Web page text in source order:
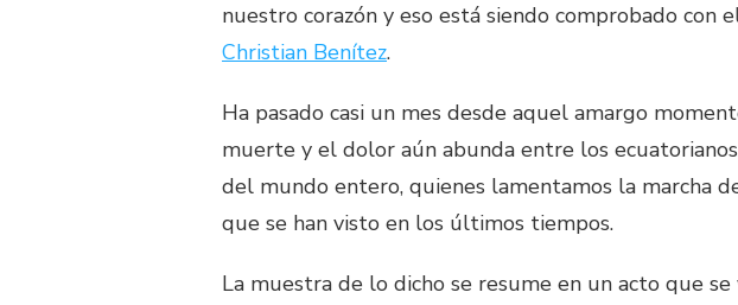
nuestro corazón y eso está siendo comprobado con
Christian Benítez.
Ha pasado casi un mes desde aquel amargo
muerte y el dolor aún abunda entre los
del mundo entero, quienes lamentamos la marcha
que se han visto en los últimos tiempos.
La muestra de lo dicho se resume en un acto que